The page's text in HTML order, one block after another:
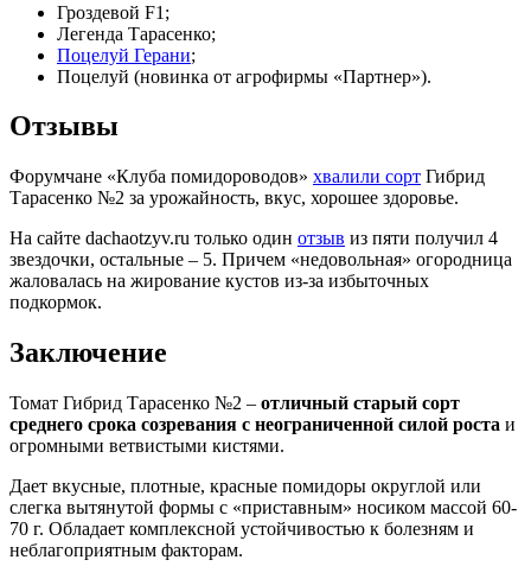
Гроздевой F1;
Легенда Тарасенко;
Поцелуй Герани;
Поцелуй (новинка от агрофирмы «Партнер»).
Отзывы
Форумчане «Клуба помидороводов» хвалили сорт Гибрид
Тарасенко №2 за урожайность, вкус, хорошее здоровье.
На сайте dachaotzyv.ru только один отзыв из пяти получил 4
звездочки, остальные – 5. Причем «недовольная» огородница
жаловалась на жирование кустов из-за избыточных
подкормок.
Заключение
Томат Гибрид Тарасенко №2 – отличный старый сорт
среднего срока созревания с неограниченной силой роста и
огромными ветвистыми кистями.
Дает вкусные, плотные, красные помидоры округлой или
слегка вытянутой формы с «приставным» носиком массой 60-
70 г. Обладает комплексной устойчивостью к болезням и
неблагоприятным факторам.